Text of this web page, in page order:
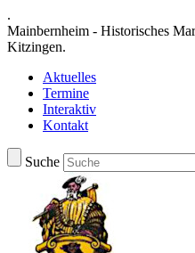
.
Mainbernheim - Historisches
Kitzingen.
Aktuelles
Termine
Interaktiv
Kontakt
Suche